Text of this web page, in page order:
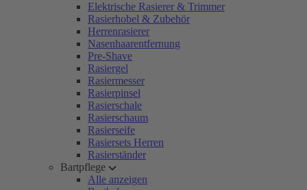
Elektrische Rasierer & Trimmer
Rasierhobel & Zubehör
Herrenrasierer
Nasenhaarentfernung
Pre-Shave
Rasiergel
Rasiermesser
Rasierpinsel
Rasierschale
Rasierschaum
Rasierseife
Rasiersets Herren
Rasierständer
Bartpflege
Alle anzeigen